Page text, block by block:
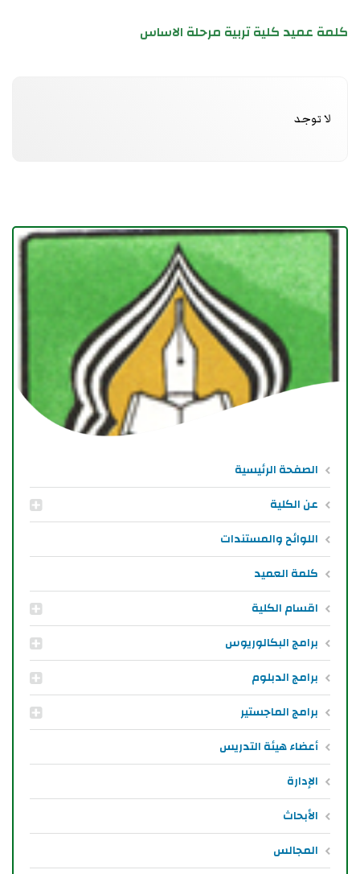
الصفحة الرئيسية
عن الكلية
اللوائح والمستندات
كلمة العميد
اقسام الكلية
برامج البكالوريوس
برامج الدبلوم
برامج الماجستير
أعضاء هيئة التدريس
الإدارة
الأبحاث
المجالس
كلمة عميد كلية تربية مرحلة الاساس
لا توجد